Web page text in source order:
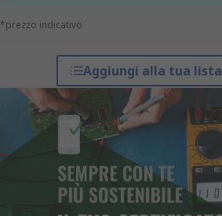
*prezzo indicativo
Aggiungi alla tua lista